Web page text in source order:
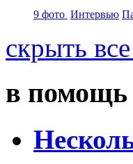
9 фото Интервью
скрыть
в помощь